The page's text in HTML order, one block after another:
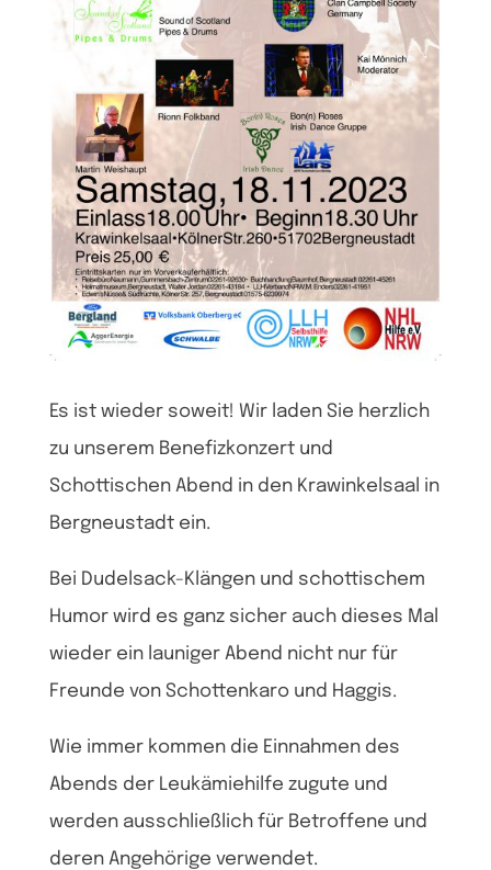
Es ist wieder soweit! Wir laden Sie herzlich
zu unserem Benefizkonzert und
Schottischen Abend in den Krawinkelsaal in
Bergneustadt ein.
Bei Dudelsack-Klängen und schottischem
Humor wird es ganz sicher auch dieses Mal
wieder ein launiger Abend nicht nur für
Freunde von Schottenkaro und Haggis.
Wie immer kommen die Einnahmen des
Abends der Leukämiehilfe zugute und
werden ausschließlich für Betroffene und
deren Angehörige verwendet.